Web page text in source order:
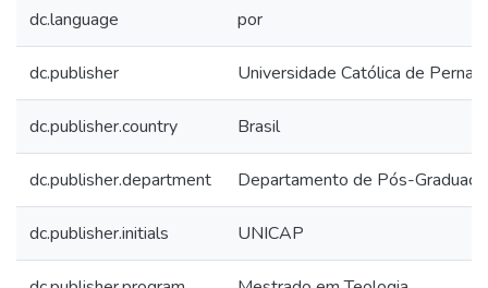
dc.language por
dc.publisher Universidade Católica de
dc.publisher.country Brasil
dc.publisher.department Departamento de Pós-
dc.publisher.initials UNICAP